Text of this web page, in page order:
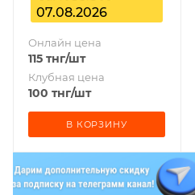
07.08.2026
Онлайн цена
115 тнг/шт
Клубная цена
100 тнг/шт
В КОРЗИНУ